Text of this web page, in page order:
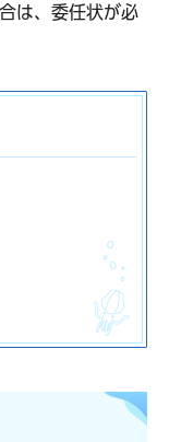
は、委任状が必